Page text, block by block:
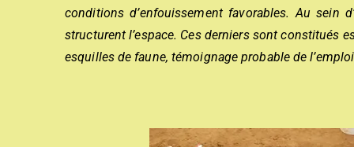
conditions d’enfouissement favorables. Au
structurent l’espace. Ces derniers sont constitués
esquilles de faune, témoignage probable de